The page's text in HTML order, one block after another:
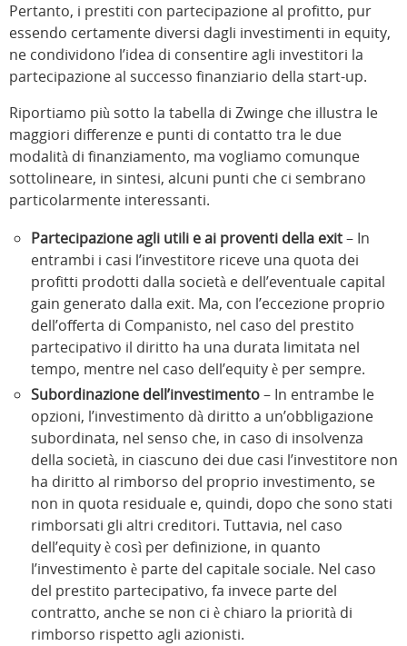
Pertanto, i prestiti con partecipazione al profitto, pur
essendo certamente diversi dagli investimenti in equity,
ne condividono l’idea di consentire agli investitori la
partecipazione al successo finanziario della start-up.
Riportiamo più sotto la tabella di Zwinge che illustra le
maggiori differenze e punti di contatto tra le due
modalità di finanziamento, ma vogliamo comunque
sottolineare, in sintesi, alcuni punti che ci sembrano
particolarmente interessanti.
Partecipazione agli utili e ai proventi della exit– In
entrambi i casi l’investitore riceve una quota dei
profitti prodotti dalla società e dell’eventuale capital
gain generato dalla exit. Ma, con l’eccezione proprio
dell’offerta di Companisto, nel caso del prestito
partecipativo il diritto ha una durata limitata nel
tempo, mentre nel caso dell’equity è per sempre.
Subordinazione dell’investimento– In entrambe le
opzioni, l’investimento dà diritto a un’obbligazione
subordinata, nel senso che, in caso di insolvenza
della società, in ciascuno dei due casi l’investitore non
ha diritto al rimborso del proprio investimento, se
non in quota residuale e, quindi, dopo che sono stati
rimborsati gli altri creditori. Tuttavia, nel caso
dell’equity è così per definizione, in quanto
l’investimento è parte del capitale sociale. Nel caso
del prestito partecipativo, fa invece parte del
contratto, anche se non ci è chiaro la priorità di
rimborso rispetto agli azionisti.